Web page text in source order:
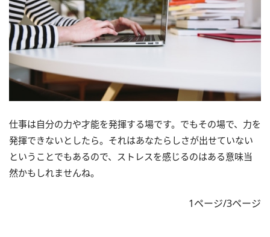
仕事は自分の力や才能を発揮する場です。でもその場で、力を
発揮できないとしたら。それはあなたらしさが出せていない
ということでもあるので、ストレスを感じるのはある意味当
然かもしれませんね。
1ページ/3ページ